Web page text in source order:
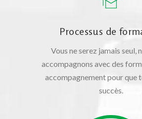
Processus de
Vous ne serez jamais seul,
accompagnons avec des
accompagnement pour que
succès.